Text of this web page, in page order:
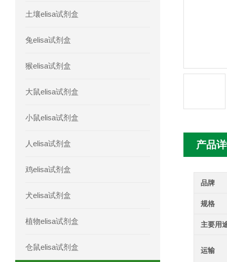
土壤elisa试剂盒
兔elisa试剂盒
猴elisa试剂盒
大鼠elisa试剂盒
小鼠elisa试剂盒
人elisa试剂盒
鸡elisa试剂盒
犬elisa试剂盒
植物elisa试剂盒
仓鼠elisa试剂盒
产品
品牌
规格
主要用
运输